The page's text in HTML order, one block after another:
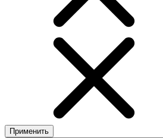
Применить